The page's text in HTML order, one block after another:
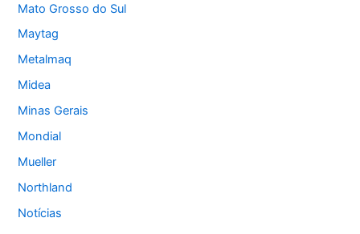
Mato Grosso do Sul
Maytag
Metalmaq
Midea
Minas Gerais
Mondial
Mueller
Northland
Notícias